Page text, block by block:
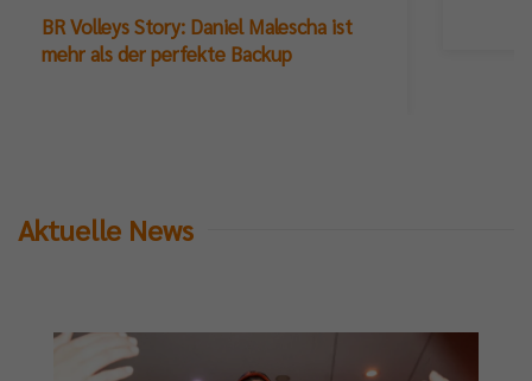
BR Volleys Story: Daniel Malescha ist
mehr als der perfekte Backup
Aktuelle News